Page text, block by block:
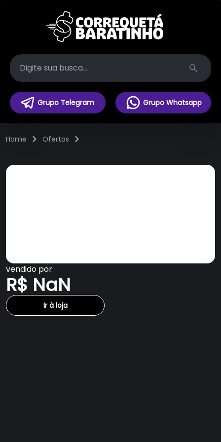
Search
Grupo Telegram Grupo Whatsapp
Home Ofertas
vendido por
R$ NaN
Ir à loja